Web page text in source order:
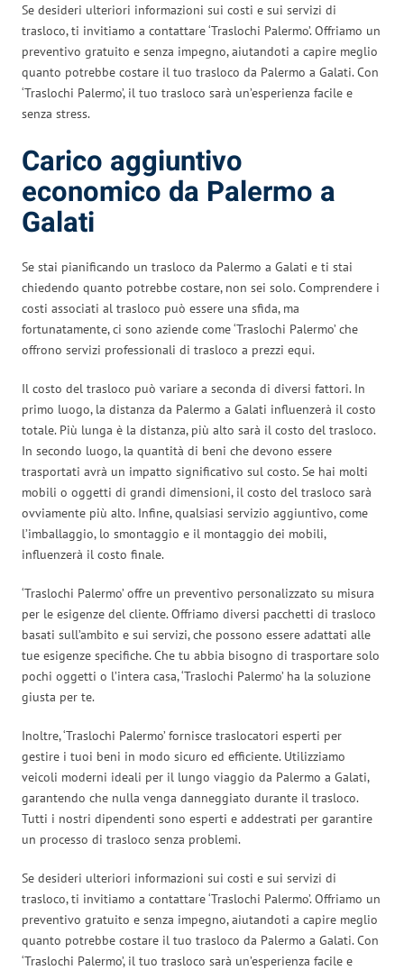
Se desideri ulteriori informazioni sui costi e sui servizi di
trasloco, ti invitiamo a contattare ‘Traslochi Palermo’. Offriamo un
preventivo gratuito e senza impegno, aiutandoti a capire meglio
quanto potrebbe costare il tuo trasloco da Palermo a Galati. Con
‘Traslochi Palermo’, il tuo trasloco sarà un’esperienza facile e
senza stress.
Carico aggiuntivo
economico da Palermo a
Galati
Se stai pianificando un trasloco da Palermo a Galati e ti stai
chiedendo quanto potrebbe costare, non sei solo. Comprendere i
costi associati al trasloco può essere una sfida, ma
fortunatamente, ci sono aziende come ‘Traslochi Palermo’ che
offrono servizi professionali di trasloco a prezzi equi.
Il costo del trasloco può variare a seconda di diversi fattori. In
primo luogo, la distanza da Palermo a Galati influenzerà il costo
totale. Più lunga è la distanza, più alto sarà il costo del trasloco.
In secondo luogo, la quantità di beni che devono essere
trasportati avrà un impatto significativo sul costo. Se hai molti
mobili o oggetti di grandi dimensioni, il costo del trasloco sarà
ovviamente più alto. Infine, qualsiasi servizio aggiuntivo, come
l’imballaggio, lo smontaggio e il montaggio dei mobili,
influenzerà il costo finale.
‘Traslochi Palermo’ offre un preventivo personalizzato su misura
per le esigenze del cliente. Offriamo diversi pacchetti di trasloco
basati sull’ambito e sui servizi, che possono essere adattati alle
tue esigenze specifiche. Che tu abbia bisogno di trasportare solo
pochi oggetti o l’intera casa, ‘Traslochi Palermo’ ha la soluzione
giusta per te.
Inoltre, ‘Traslochi Palermo’ fornisce traslocatori esperti per
gestire i tuoi beni in modo sicuro ed efficiente. Utilizziamo
veicoli moderni ideali per il lungo viaggio da Palermo a Galati,
garantendo che nulla venga danneggiato durante il trasloco.
Tutti i nostri dipendenti sono esperti e addestrati per garantire
un processo di trasloco senza problemi.
Se desideri ulteriori informazioni sui costi e sui servizi di
trasloco, ti invitiamo a contattare ‘Traslochi Palermo’. Offriamo un
preventivo gratuito e senza impegno, aiutandoti a capire meglio
quanto potrebbe costare il tuo trasloco da Palermo a Galati. Con
‘Traslochi Palermo’, il tuo trasloco sarà un’esperienza facile e